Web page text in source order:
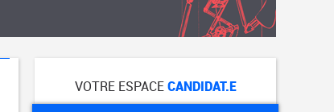
VOTRE ESPACECANDIDAT.E